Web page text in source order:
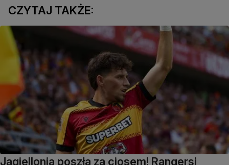
CZYTAJ TAKŻE:
Jagiellonia poszła za ciosem! Rangersi